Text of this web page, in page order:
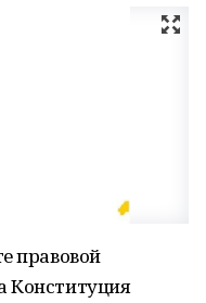
правовой
Конституция